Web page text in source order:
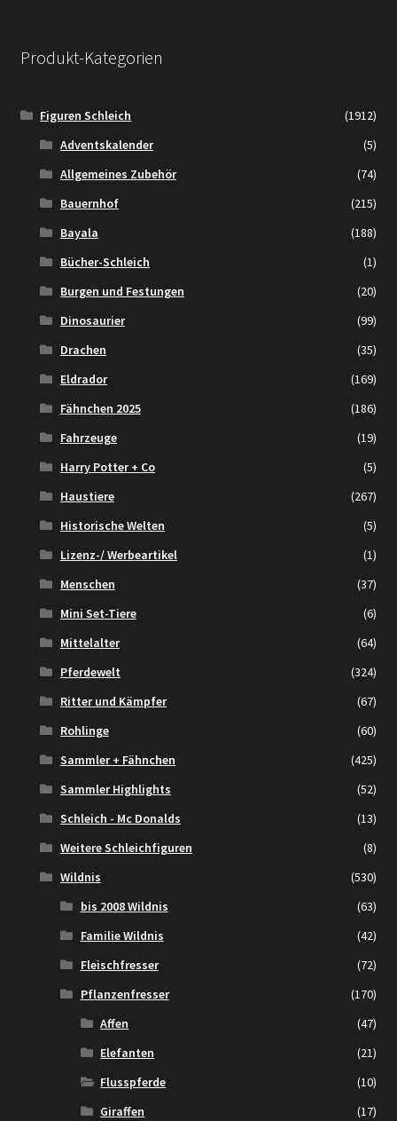
Produkt-Kategorien
Figuren Schleich
(1912)
Adventskalender
(5)
Allgemeines Zubehör
(74)
Bauernhof
(215)
Bayala
(188)
Bücher-Schleich
(1)
Burgen und Festungen
(20)
Dinosaurier
(99)
Drachen
(35)
Eldrador
(169)
Fähnchen 2025
(186)
Fahrzeuge
(19)
Harry Potter + Co
(5)
Haustiere
(267)
Historische Welten
(5)
Lizenz-/ Werbeartikel
(1)
Menschen
(37)
Mini Set-Tiere
(6)
Mittelalter
(64)
Pferdewelt
(324)
Ritter und Kämpfer
(67)
Rohlinge
(60)
Sammler + Fähnchen
(425)
Sammler Highlights
(52)
Schleich - Mc Donalds
(13)
Weitere Schleichfiguren
(8)
Wildnis
(530)
bis 2008 Wildnis
(63)
Familie Wildnis
(42)
Fleischfresser
(72)
Pflanzenfresser
(170)
Affen
(47)
Elefanten
(21)
Flusspferde
(10)
Giraffen
(17)